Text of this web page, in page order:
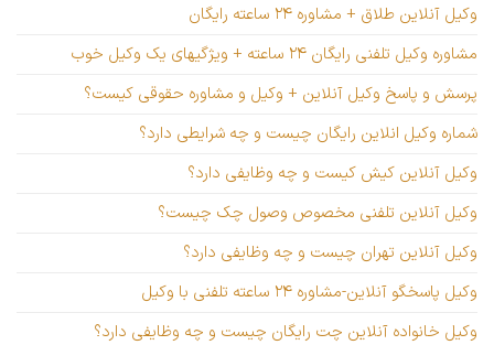
وکیل آنلاین طلاق + مشاوره ۲۴ ساعته رایگان
مشاوره وکیل تلفنی رایگان ۲۴ ساعته + ویژگیهای یک وکیل خوب
پرسش و پاسخ وکیل آنلاین + وکیل و مشاوره حقوقی کیست؟
شماره وکیل انلاین رایگان چیست و چه شرایطی دارد؟
وکیل آنلاین کیش کیست و چه وظایفی دارد؟
وکیل آنلاین تلفنی مخصوص وصول چک چیست؟
وکیل آنلاین تهران چیست و چه وظایفی دارد؟
وکیل پاسخگو آنلاین-مشاوره ۲۴ ساعته تلفنی با وکیل
وکیل خانواده آنلاین چت رایگان چیست و چه وظایفی دارد؟